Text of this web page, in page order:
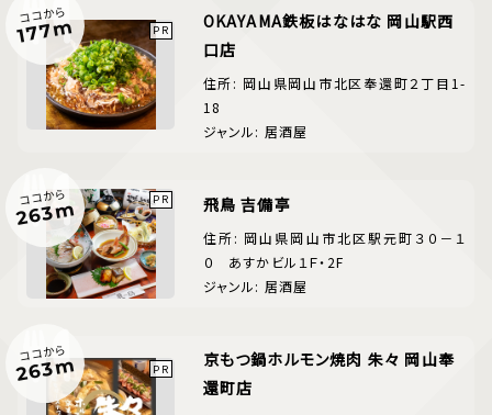
ココから
177m
OKAYAMA鉄板はなはな 岡山駅西
口店
住所: 岡山県岡山市北区奉還町２丁目1-
18
ジャンル: 居酒屋
ココから
263m 飛鳥 吉備亭
住所: 岡山県岡山市北区駅元町３０－１
０ あすかビル１Ｆ・2F
ジャンル: 居酒屋
ココから
263m
京もつ鍋ホルモン焼肉 朱々 岡山奉
還町店